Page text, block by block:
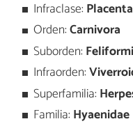
Infraclase:
Orden:Carnivora
Suborden:
Infraorden:
Superfamilia:
Familia: Hyaenidae